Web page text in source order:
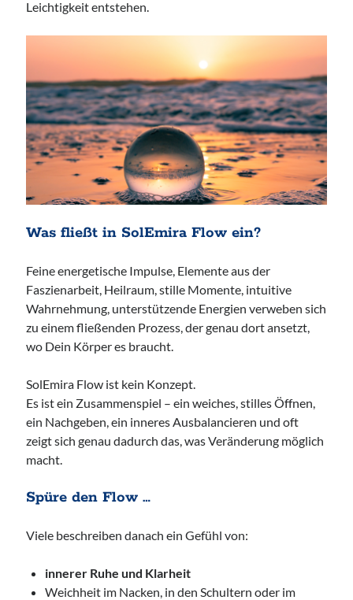
Access Bars® Kurs – Lernen & Anwenden
Mittwoch, 19 August 2026
Netzwerk-Plausch für Unternehmerinnen
17:30Uhr bis 19:30Uhr, Studio Räume für mehr ... | Nürnberg
Mehr Infos
Deutscher Gebärdensprache
14:00 Uhr bis15:30Uhr,Kerstin Biß – Räume für mehr… |
Ganzheitliche Wegbegleitung & Coaching, Oedenberger Str.
65/Eingang B, 90491 Nürnberg, Deutschland
Mehr Infos
Sonntag, 23 August 2026
Ankerzeit – Aufbruch & neue Klarheit
,Studio Räume für mehr ... | Nürnberg
Uhr bis Uhr,Studio Räume für mehr... | Nürnberg
Mehr Infos
Leichtigkeit entstehen.
Was fließt in SolEmira Flow ein?
Feine energetische Impulse, Elemente aus der
Faszienarbeit, Heilraum, stille Momente, intuitive
Wahrnehmung, unterstützende Energien verweben sich
zu einem fließenden Prozess, der genau dort ansetzt,
wo Dein Körper es braucht.
SolEmira Flow ist kein Konzept.
Es ist ein Zusammenspiel – ein weiches, stilles Öffnen,
ein Nachgeben, ein inneres Ausbalancieren und oft
zeigt sich genau dadurch das, was Veränderung möglich
macht.
Spüre den Flow …
Viele beschreiben danach ein Gefühl von:
innerer Ruhe und Klarheit
Weichheit im Nacken, in den Schultern oder im